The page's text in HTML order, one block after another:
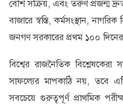
বেশি সক্রিয়, এবং তরুণ প্রজন্ম
বাজারে স্বস্তি, কর্মসংস্থান,
জনগণ সরকারের প্রথম ১০০ দিনের
বিশ্বের রাজনৈতিক
সাফল্যের মাপকাঠি নয়, তবে
সবচেয়ে গুরুত্বপূর্ণ প্রাথমিক